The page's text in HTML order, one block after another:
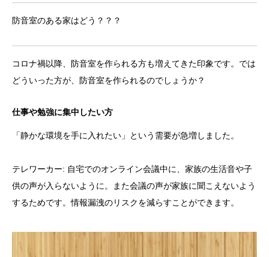
防音室のある家はどう？？？
コロナ禍以降、防音室を作られる方も増えてきた印象です。では
どういった方が、防音室を作られるのでしょうか？
仕事や勉強に集中したい方
「静かな環境を手に入れたい」という需要が急増しました。
テレワーカー: 自宅でのオンライン会議中に、家族の生活音や子
供の声が入らないように。また会議の声が家族に聞こえないよう
するためです。情報漏洩のリスクを減らすことができます。